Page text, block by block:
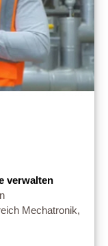
verwalten
Mechatronik,